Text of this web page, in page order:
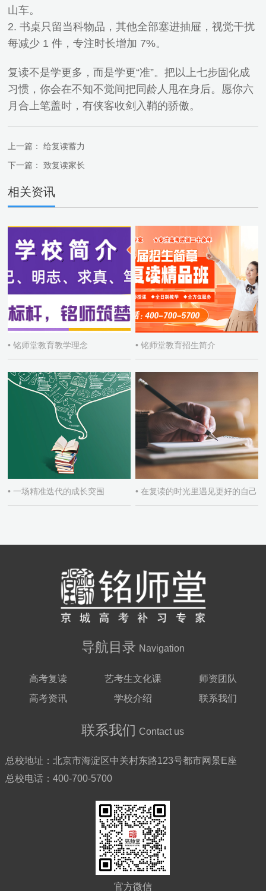
山车。
2. 书桌只留当科物品，其他全部塞进抽屉，视觉干扰
每减少 1 件，专注时长增加 7%。
复读不是学更多，而是学更“准”。把以上七步固化成
习惯，你会在不知不觉间把同龄人甩在身后。愿你六
月合上笔盖时，有侠客收剑入鞘的骄傲。
上一篇：
给复读蓄力
下一篇：
致复读家长
相关资讯
• 铭师堂教育教学理念 • 铭师堂教育招生简介
• 一场精准迭代的成长突围 • 在复读的时光里遇见更好的自己
导航目录 Navigation
高考复读 艺考生文化课
师资团队
高考资讯
学校介绍 联系我们
联系我们 Contact us
总校地址： 北京市海淀区中关村东路123号都市网景E座
总校电话： 400-700-5700
官方微信